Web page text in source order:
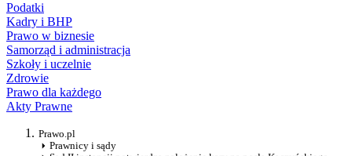
Podatki
Kadry i BHP
Prawo w biznesie
Samorząd i administracja
Szkoły i uczelnie
Zdrowie
Prawo dla każdego
Akty Prawne
Prawo.pl
Prawnicy i sądy